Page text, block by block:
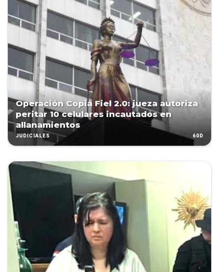
Operación Copia Fiel 2.0: jueza autoriza
peritar 10 celulares incautados en
allanamientos
JUDICIALES 60D